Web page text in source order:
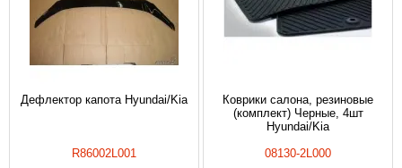
Дефлектор капота Hyundai/Kia
R86002L001
Коврики салона, резиновые
(комплект) Черные, 4шт
Hyundai/Kia
08130-2L000